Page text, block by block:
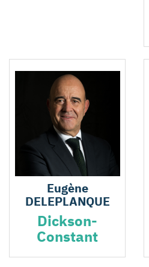
Eugène
DELEPLANQUE
Dickson-
Constant